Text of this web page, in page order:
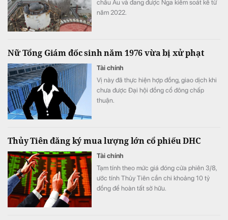
châu Âu và đang được Nga kiểm soát kể từ
năm 2022.
Nữ Tổng Giám đốc sinh năm 1976 vừa bị xử phạt
Tài chính
Vị này đã thực hiện hợp đồng, giao dịch khi
chưa được Đại hội đồng cổ đông chấp
thuận.
Thủy Tiên đăng ký mua lượng lớn cổ phiếu DHC
Tài chính
Tạm tính theo mức giá đóng cửa phiên 3/8,
ước tính Thủy Tiên cần chi khoảng 10 tỷ
đồng để hoàn tất sở hữu.